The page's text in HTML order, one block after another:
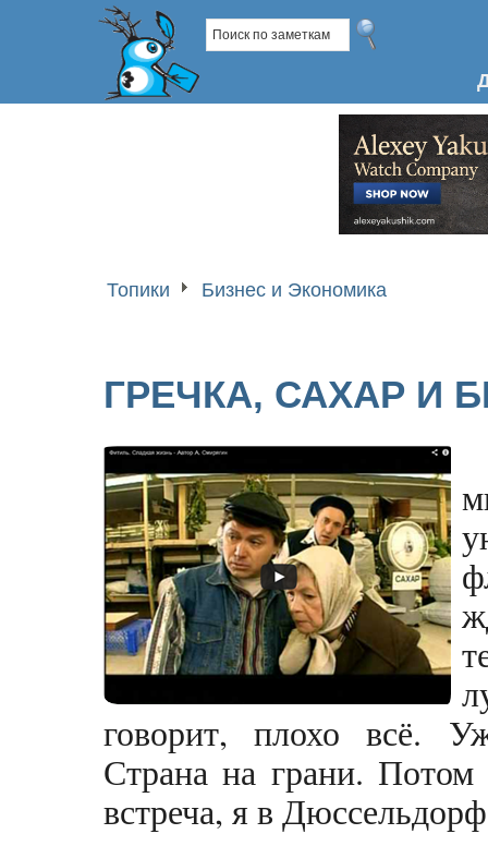
Топики Бизнес и Экономика
ГРЕЧКА, САХАР И
говорит, плохо всё.
Страна на грани.
встреча, я в